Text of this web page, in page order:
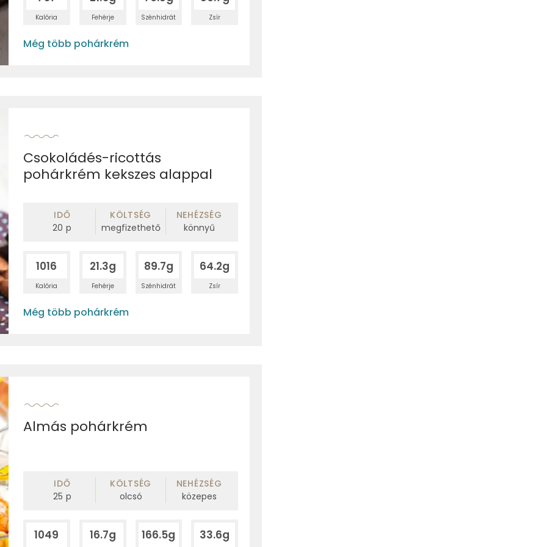
Kalória Fehérje Szénhidrát Zsír
Még több pohárkrém
Csokoládés-ricottás
pohárkrém kekszes alappal
IDŐ
20 p
KÖLTSÉG
megfizethető
NEHÉZSÉG
könnyű
1016
Kalória
21.3g
Fehérje
89.7g
Szénhidrát
64.2g
Zsír
Még több pohárkrém
Almás pohárkrém
IDŐ
25 p
KÖLTSÉG
olcsó
NEHÉZSÉG
közepes
1049 16.7g 166.5g 33.6g